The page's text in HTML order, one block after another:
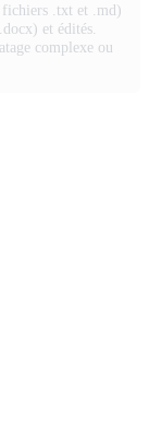
fichiers .txt et .md)
et édités.
complexe ou